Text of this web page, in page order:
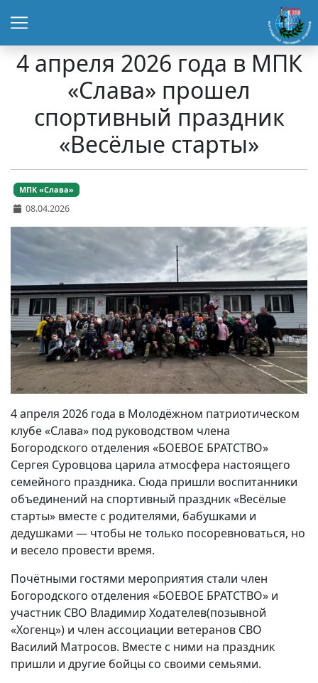
4 апреля 2026 года в МПК
«Слава» прошел
спортивный праздник
«Весёлые старты»
МПК «Слава»
08.04.2026
4 апреля 2026 года в Молодёжном патриотическом
клубе «Слава» под руководством члена
Богородского отделения «БОЕВОЕ БРАТСТВО»
Сергея Суровцова царила атмосфера настоящего
семейного праздника. Сюда пришли воспитанники
объединений на спортивный праздник «Весёлые
старты» вместе с родителями, бабушками и
дедушками — чтобы не только посоревноваться, но
и весело провести время.
Почётными гостями мероприятия стали член
Богородского отделения «БОЕВОЕ БРАТСТВО» и
участник СВО Владимир Ходателев(позывной
«Хогенц») и член ассоциации ветеранов СВО
Василий Матросов. Вместе с ними на праздник
пришли и другие бойцы со своими семьями.